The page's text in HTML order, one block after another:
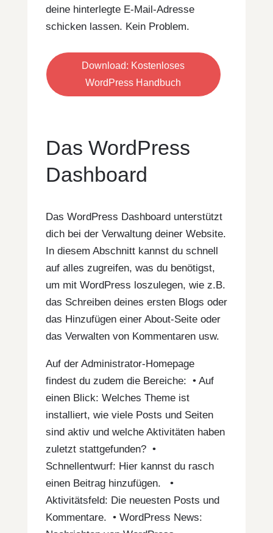
deine hinterlegte E-Mail-Adresse
schicken lassen. Kein Problem.
Download: Kostenloses
WordPress Handbuch
Das WordPress
Dashboard
Das WordPress Dashboard unterstützt
dich bei der Verwaltung deiner Website.
In diesem Abschnitt kannst du schnell
auf alles zugreifen, was du benötigst,
um mit WordPress loszulegen, wie z.B.
das Schreiben deines ersten Blogs oder
das Hinzufügen einer About-Seite oder
das Verwalten von Kommentaren usw.
Auf der Administrator-Homepage
findest du zudem die Bereiche: • Auf
einen Blick: Welches Theme ist
installiert, wie viele Posts und Seiten
sind aktiv und welche Aktivitäten haben
zuletzt stattgefunden? •
Schnellentwurf: Hier kannst du rasch
einen Beitrag hinzufügen. •
Aktivitätsfeld: Die neuesten Posts und
Kommentare. • WordPress News: